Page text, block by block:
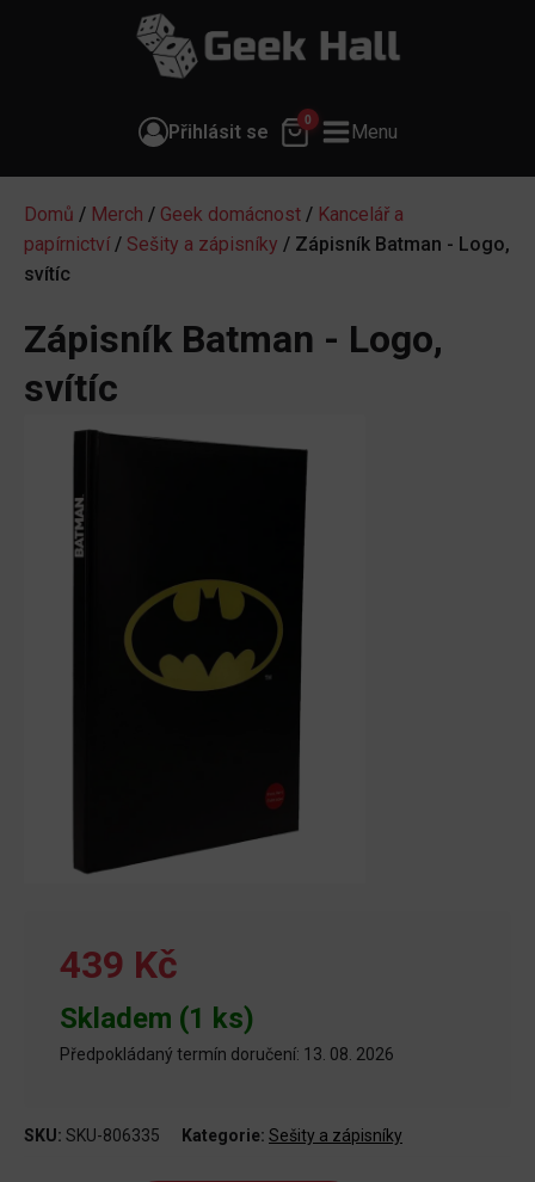
Přihlásit se
0
Menu
Domů / Merch / Geek domácnost / Kancelář a
papírnictví / Sešity a zápisníky / Zápisník Batman - Logo,
svítíc
Zápisník Batman - Logo,
svítíc
439 Kč
Skladem (1 ks)
Předpokládaný termín doručení: 13. 08. 2026
SKU: SKU-806335 Kategorie: Sešity a zápisníky